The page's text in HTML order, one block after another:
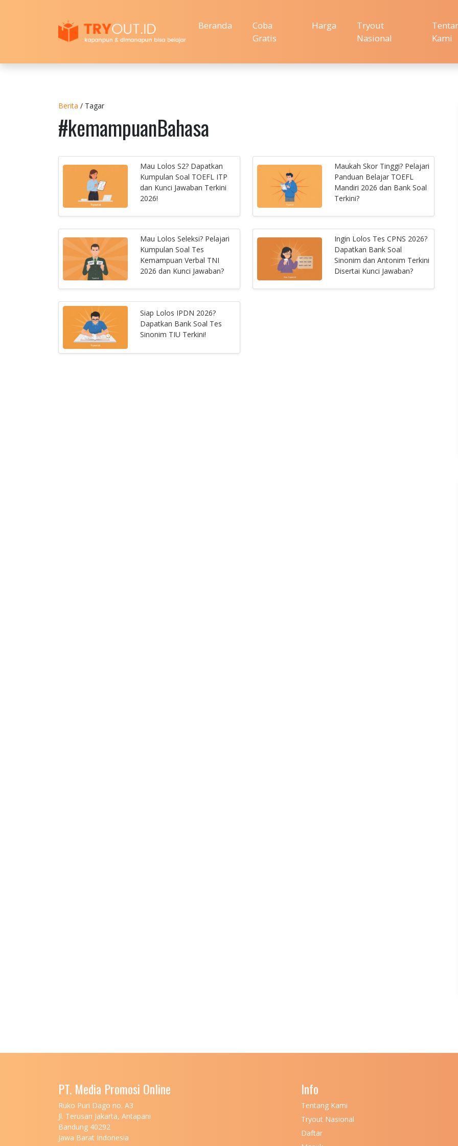
Beranda
Coba
Gratis
Harga
Tryout
Nasional
Kami
Berita / Tagar
#kemampuanBahasa
Mau Lolos S2? Dapatkan
Kumpulan Soal TOEFL ITP
dan Kunci Jawaban Terkini
2026!
Maukah Skor Tinggi? Pelajari
Panduan Belajar TOEFL
Mandiri 2026 dan Bank Soal
Terkini?
Mau Lolos Seleksi? Pelajari
Kumpulan Soal Tes
Kemampuan Verbal TNI
2026 dan Kunci Jawaban?
Ingin Lolos Tes CPNS 2026?
Dapatkan Bank Soal
Sinonim dan Antonim Terkini
Disertai Kunci Jawaban?
Siap Lolos IPDN 2026?
Dapatkan Bank Soal Tes
Sinonim TIU Terkini!
PT. Media Promosi Online
Ruko Puri Dago no. A3
Jl. Terusan Jakarta, Antapani
Bandung 40292
Jawa Barat Indonesia
Info
Tentang Kami
Tryout Nasional
Daftar